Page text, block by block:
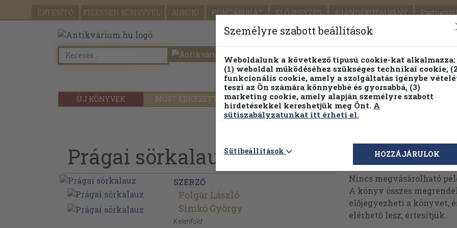
ÉRTESÍTŐ FIZESSEN KÖNYVVEL! AUKCIÓ PONTÁRUHÁZ ELŐJEGYZÉS AJÁNDÉKUTALVÁNY
SEGÍTSÉG
ÚJ KÖNYVEK MOST ÉRKEZETT PILLANATNYI ÁRAINK FENNTARTHATÓ
Részletes kereső Témaköri fa
Prágai sörkalauz
SZERZŐ
Polgár László
Simkó György
Kelenföld
Megvásárolható
Nincs megvásárolható
A könyv összes
előjegyezheti a könyvet,
elérhető lesz, értesítjük.
Személyre szabott beállítások
Weboldalunk a következő típusú cookie-kat alkalmazza:
(1) weboldal működéséhez szükséges technikai cookie,
funkcionális cookie, amely a szolgáltatás igénybe
teszi az Ön számára könnyebbé és gyorsabbá, (3)
marketing cookie, amely alapján személyre szabott
hirdetésekkel kereshetjük meg Önt. A
sütiszabályzatunkat itt érheti el.
Sütibeállítások HOZZÁJÁRULOK